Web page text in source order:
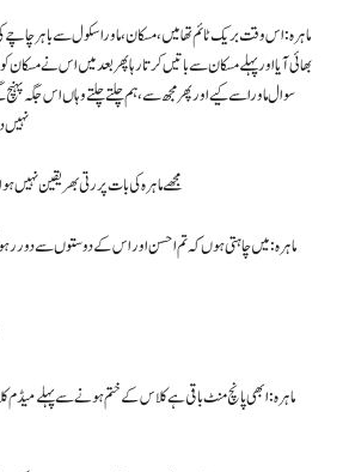
ماہرہ: اس وقت بریک ٹائم تھا میں، مسکان، ماورا سکول سے باہر
بھائی آیا اور پہلے مسکان سے باتیں کرتا رہا پھر بعد میں اس نے
سوال ماورا سے کیے اور پھر مجھ سے، ہم چلتے چلتے وہاں اس جگہ پہنچ
نہیں
مجھے ماہرہ کی بات پر رتی بھر یقین نہیں
ماہرہ: میں چاہتی ہوں کہ تم احسن اور اس کے دوستوں سے دور
ماہرہ: ابھی پانچ منٹ باقی ہے کلاس کے ختم ہونے سے پہلے میڈم